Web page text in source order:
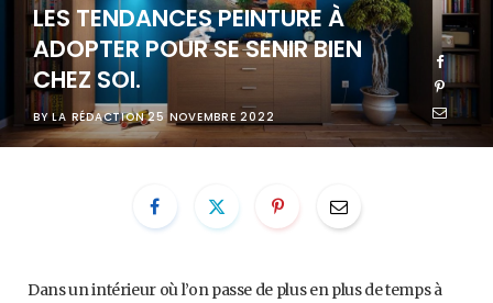
LES TENDANCES PEINTURE À
ADOPTER POUR SE SENIR BIEN
CHEZ SOI.
BY LA RÉDACTION 25 NOVEMBRE 2022
Dans un intérieur où l’on passe de plus en plus de temps à